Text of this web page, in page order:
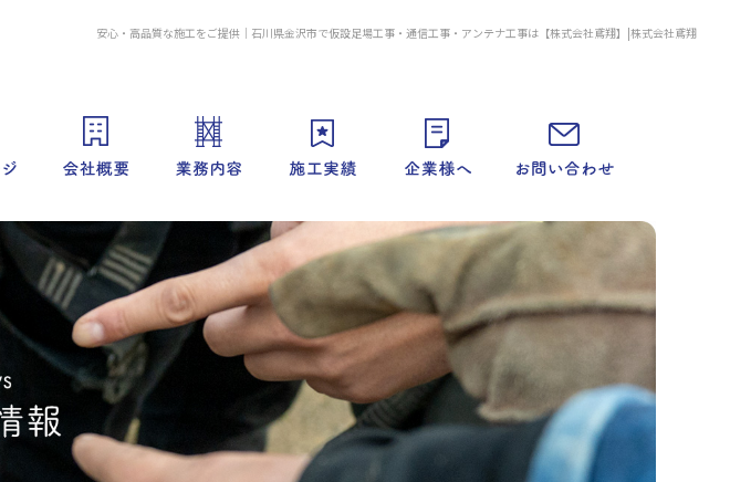
安心・高品質な施工をご提供｜石川県金沢市で仮設足場工事・通信工事・アンテナ工事は【株式会社鳶翔】|株式会社鳶翔